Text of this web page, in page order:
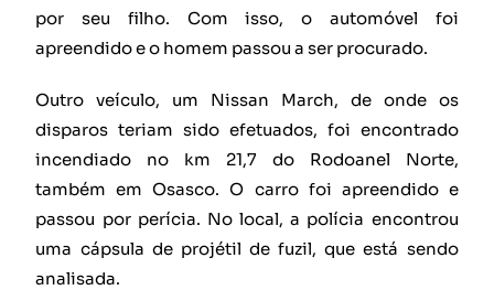
por seu filho. Com isso, o automóvel foi
apreendido e o homem passou a ser procurado.
Outro veículo, um Nissan March, de onde os
disparos teriam sido efetuados, foi encontrado
incendiado no km 21,7 do Rodoanel Norte,
também em Osasco. O carro foi apreendido e
passou por perícia. No local, a polícia encontrou
uma cápsula de projétil de fuzil, que está sendo
analisada.